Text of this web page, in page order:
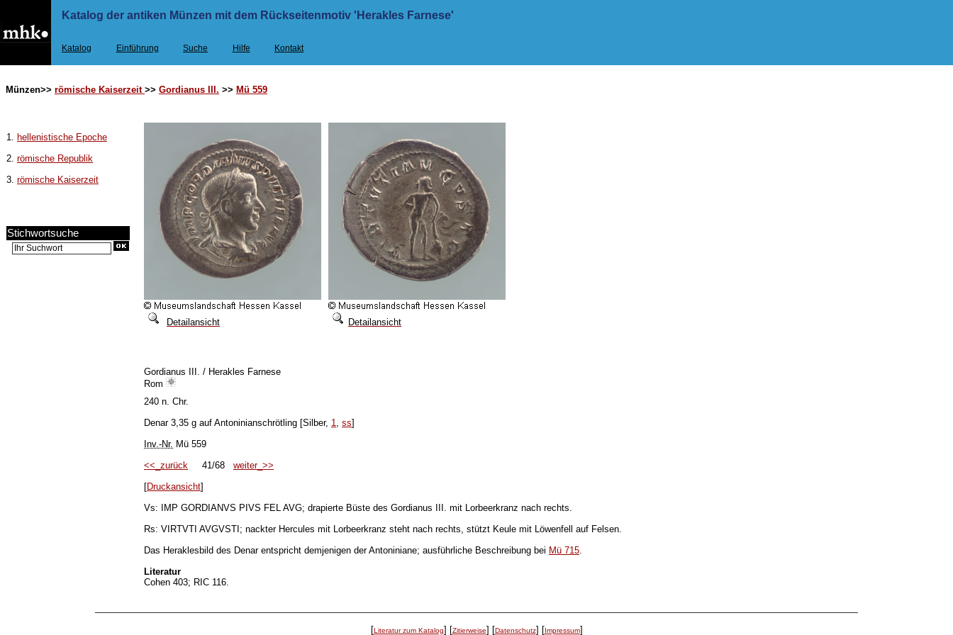
Katalog der antiken Münzen mit dem Rückseitenmotiv 'Herakles Farnese'
Katalog Einführung Suche Hilfe Kontakt
Münzen>> römische Kaiserzeit >> Gordianus III. >> Mü 559
1.
hellenistische Epoche
2. römische Republik
3. römische Kaiserzeit
Stichwortsuche
Detailansicht Detailansicht
Gordianus III. / Herakles Farnese
Rom
240 n. Chr.
Denar 3,35 g auf Antoninianschrötling [Silber, 1, ss]
Inv.-Nr. Mü 559
<<_zurück 41/68 weiter_>>
[Druckansicht]
Vs: IMP GORDIANVS PIVS FEL AVG; drapierte Büste des Gordianus III. mit Lorbeerkranz nach rechts.
Rs: VIRTVTI AVGVSTI; nackter Hercules mit Lorbeerkranz steht nach rechts, stützt Keule mit Löwenfell auf Felsen.
Das Heraklesbild des Denar entspricht demjenigen der Antoniniane; ausführliche Beschreibung bei Mü 715.
Literatur
Cohen 403; RIC 116.
[Literatur zum Katalog] [Zitierweise] [Datenschutz] [Impressum]